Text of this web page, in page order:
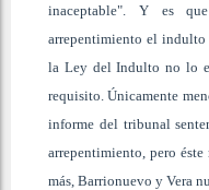
inaceptable". Y es
arrepentimiento el
la Ley del Indulto no lo
requisito. Únicamente
informe del tribunal
arrepentimiento, pero
más, Barrionuevo y Vera